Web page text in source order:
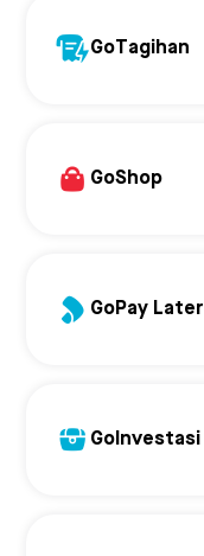
GoTagihan
GoShop
GoPay Later
GoInvestasi